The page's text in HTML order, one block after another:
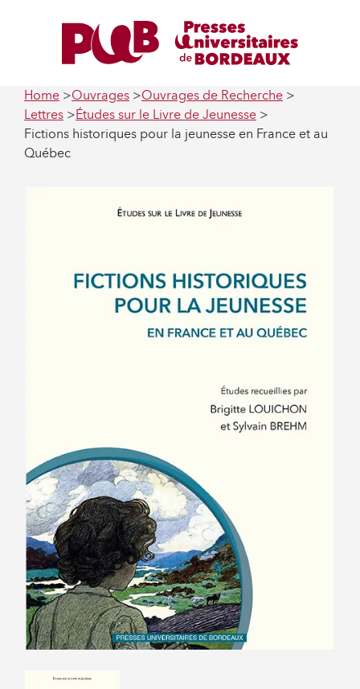
Home Ouvrages
Ouvrages de Recherche
Lettres
Études sur le Livre de Jeunesse
Fictions historiques pour la jeunesse en France et au
Québec